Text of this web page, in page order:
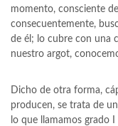
momento, consciente
consecuentemente,
de él; lo cubre con una
nuestro argot,
Dicho de otra forma,
producen, se trata de
lo que llamamos grado I